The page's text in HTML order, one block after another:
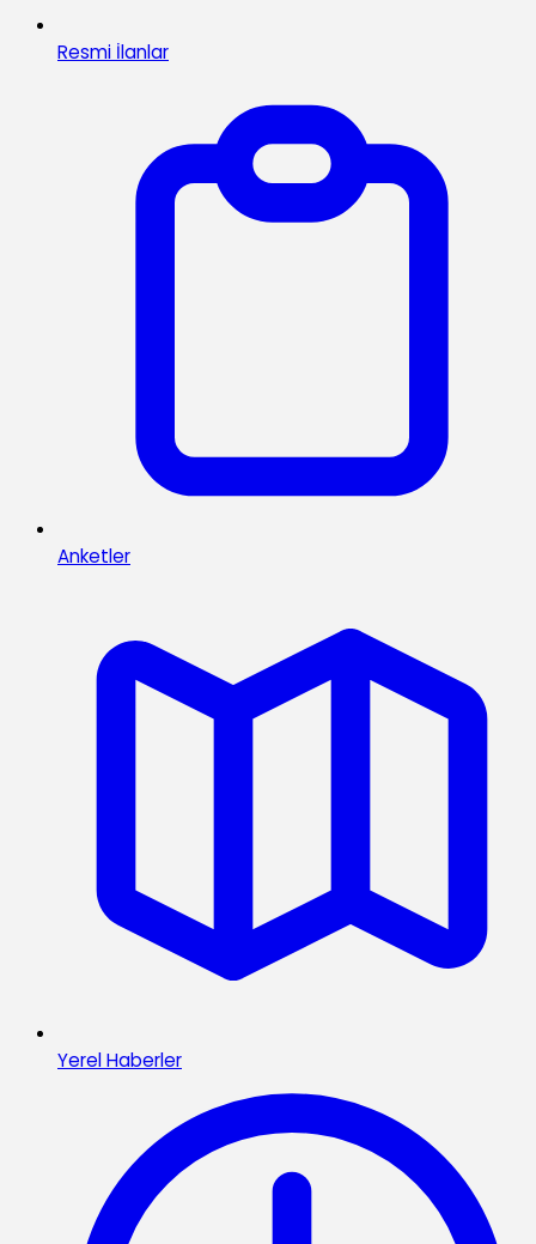
Resmi İlanlar
Anketler
Yerel Haberler